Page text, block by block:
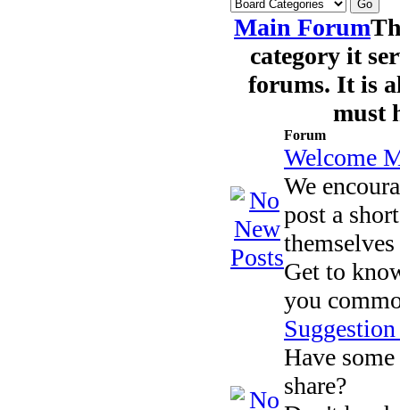
Main Forum
category it
forums. It is
must
Forum
Welcome
We
post a
Get to
you
Have
share?